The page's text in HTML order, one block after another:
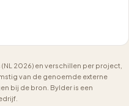
2026) en verschillen per project,
van de genoemde externe
bij de bron. Bylder is een